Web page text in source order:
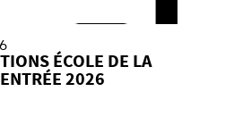
ÉCOLE DE LA
2026